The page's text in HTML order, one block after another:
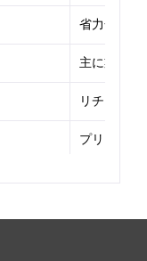
省力化機器
主に業務用
リチウム
プリント基
プラスチッ